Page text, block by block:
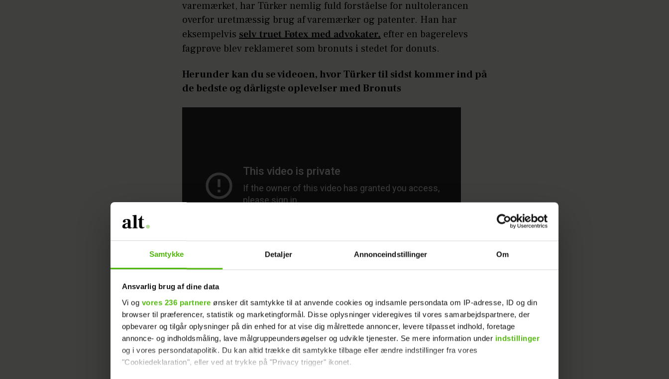
Samtykke Detaljer Annonceindstillinger Om
Ansvarlig brug af dine data
Vi og vores 236 partnere ønsker dit samtykke til at anvende cookies og indsamle persondata om IP-adresse, ID og din
browser til præferencer, statistik og marketingformål. Disse oplysninger videregives til vores samarbejdspartnere, der
opbevarer og tilgår oplysninger på din enhed for at vise dig målrettede annoncer, levere tilpasset indhold, foretage
annonce- og indholdsmåling, lave målgruppeundersøgelser og udvikle tjenester. Se mere information under indstillinger
og i vores persondatapolitik. Du kan altid trække dit samtykke tilbage eller ændre indstillinger fra vores
"Cookiedeklaration", eller ved at trykke på "Privacy trigger" ikonet.
varemærket, har Türker nemlig fuld forståelse for nultolerancen
overfor uretmæssig brug af varemærker og patenter. Han har
eksempelvis selv truet Føtex med advokater, efter en bagerelevs
fagprøve blev reklameret som bronuts i stedet for donuts.
Herunder kan du se videoen, hvor Türker til sidst kommer ind på
de bedste og dårligste oplevelser med Bronuts